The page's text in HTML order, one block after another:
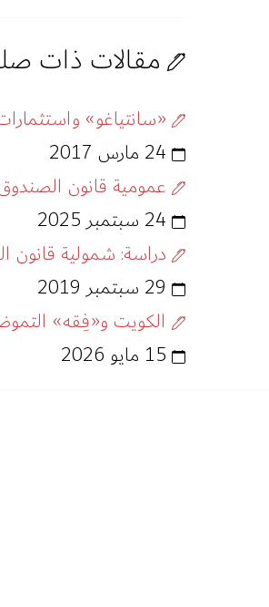
مقالات ذات
«سانتياغو»
عمومية قانون
دراسة: شمولية قانون
الكويت و«فِقه»